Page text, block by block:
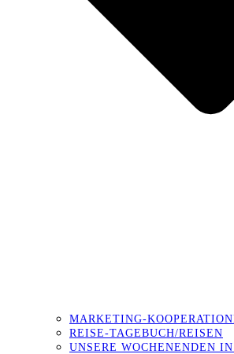
MARKETING-
REISE-TAGEBUCH/REISEN
UNSERE WOCHENENDEN